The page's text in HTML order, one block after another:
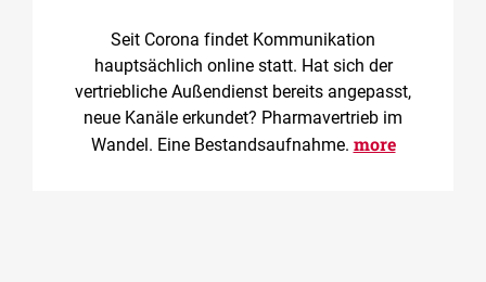
Seit Corona findet Kommunikation
hauptsächlich online statt. Hat sich der
vertriebliche Außendienst bereits angepasst,
neue Kanäle erkundet? Pharmavertrieb im
Wandel. Eine Bestandsaufnahme. more